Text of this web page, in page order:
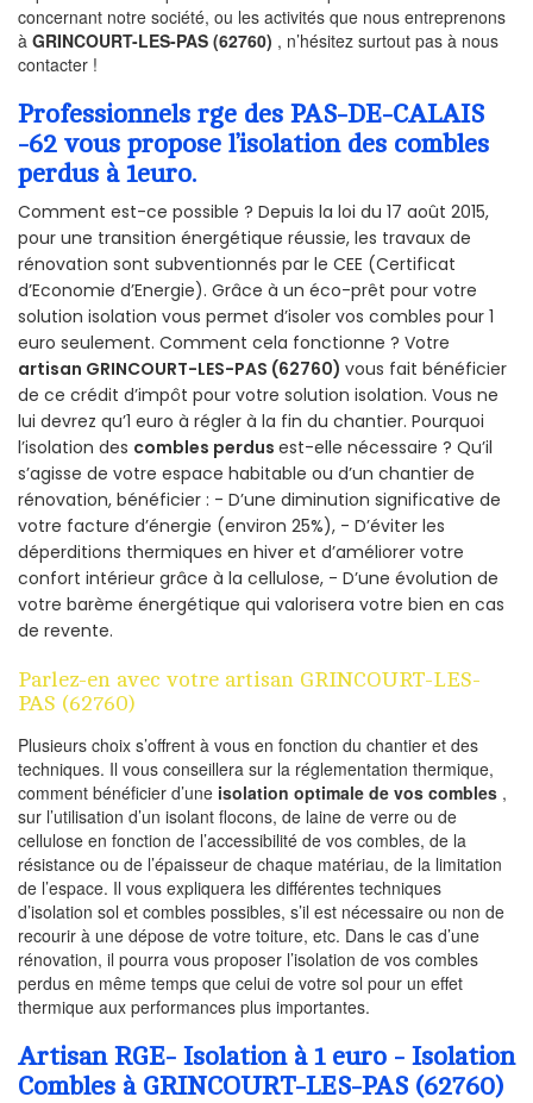
concernant notre société, ou les activités que nous entreprenons
à GRINCOURT-LES-PAS (62760) , n’hésitez surtout pas à nous
contacter !
Professionnels rge des PAS-DE-CALAIS
-62 vous propose l’isolation des combles
perdus à 1euro.
Comment est-ce possible ? Depuis la loi du 17 août 2015,
pour une transition énergétique réussie, les travaux de
rénovation sont subventionnés par le CEE (Certificat
d’Economie d’Energie). Grâce à un éco-prêt pour votre
solution isolation vous permet d’isoler vos combles pour 1
euro seulement. Comment cela fonctionne ? Votre
artisan GRINCOURT-LES-PAS (62760) vous fait bénéficier
de ce crédit d’impôt pour votre solution isolation. Vous ne
lui devrez qu’1 euro à régler à la fin du chantier. Pourquoi
l’isolation des combles perdus est-elle nécessaire ? Qu’il
s’agisse de votre espace habitable ou d’un chantier de
rénovation, bénéficier : - D’une diminution significative de
votre facture d’énergie (environ 25%), - D’éviter les
déperditions thermiques en hiver et d’améliorer votre
confort intérieur grâce à la cellulose, - D’une évolution de
votre barème énergétique qui valorisera votre bien en cas
de revente.
Parlez-en avec votre artisan GRINCOURT-LES-
PAS (62760)
Plusieurs choix s’offrent à vous en fonction du chantier et des
techniques. Il vous conseillera sur la réglementation thermique,
comment bénéficier d’une isolation optimale de vos combles ,
sur l’utilisation d’un isolant flocons, de laine de verre ou de
cellulose en fonction de l’accessibilité de vos combles, de la
résistance ou de l’épaisseur de chaque matériau, de la limitation
de l’espace. Il vous expliquera les différentes techniques
d’isolation sol et combles possibles, s’il est nécessaire ou non de
recourir à une dépose de votre toiture, etc. Dans le cas d’une
rénovation, il pourra vous proposer l’isolation de vos combles
perdus en même temps que celui de votre sol pour un effet
thermique aux performances plus importantes.
Artisan RGE- Isolation à 1 euro - Isolation
Combles à GRINCOURT-LES-PAS (62760)